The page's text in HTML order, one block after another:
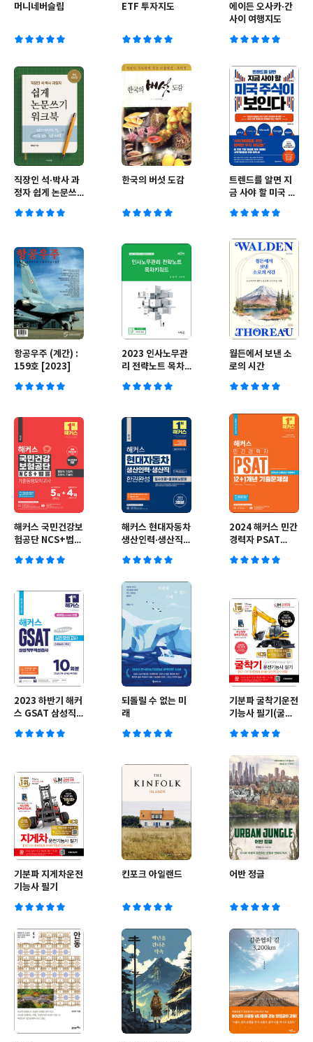
머니네버슬립 ETF 투자지도
에이든 오사카·간
사이 여행지도
직장인 석·박사 과
정자 쉽게 논문쓰
한국의 버섯 도감
트렌드를 알면 지
금 사야 할 미국 주
항공우주 (계간) :
159호 [2023]
2023 인사노무관
리 전략노트 목차
월든에서 보낸 소
로의 시간
해커스 국민건강보
험공단 NCS+법률
5+4회
해커스 현대자동차
생산인력·생산직
론 + 출제예상문제
2024 해커스 민간
경력자 PSAT
제집: 언어논리+상
2023 하반기 해커
스 GSAT 삼성직
의고사 10회분
되돌릴 수 없는 미
래
기분파 굴착기운전
기능사 필기(굴삭
기)
기분파 지게차운전
기능사 필기
킨포크 아일랜드 어반 정글